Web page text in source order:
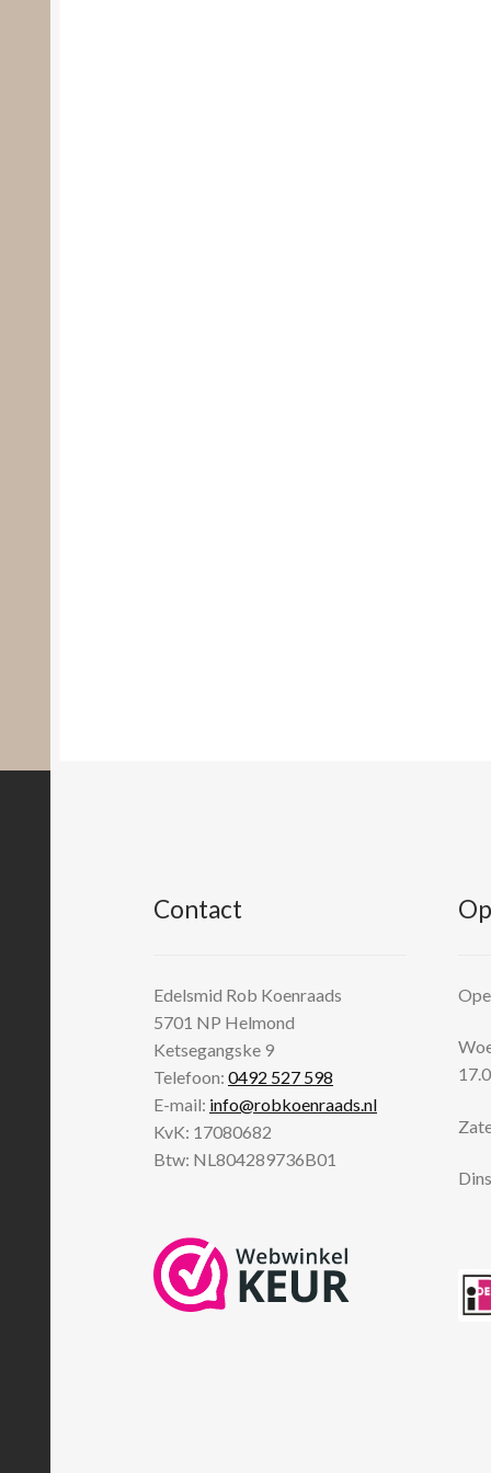
Contact
Edelsmid Rob Koenraads
5701 NP Helmond
Ketsegangske 9
Telefoon:0492 527 598
E-mail: info@robkoenraads.nl
KvK: 17080682
Btw: NL804289736B01